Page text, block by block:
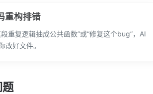
重构排错
重复逻辑抽成公共函数”或“修复这个bug”，AI
改好文件。
题